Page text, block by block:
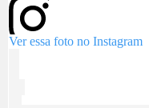
Ver essa foto no Instagram